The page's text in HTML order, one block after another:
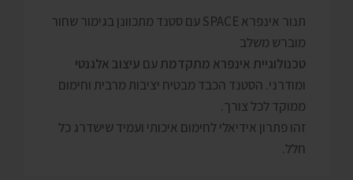
תנור אינפרא SPACE עם סטנד מתכוונן בגימור שחור
מוברש משלב
טכנולוגיית אינפרא מתקדמת עם עיצוב אלגנטי
ומודרני. הסטנד הכבד מבטיח יציבות מרבית וחימום
ממוקד לכל צורך.
זהו פתרון אידיאלי לחימום איכותי ועמיד שישדרג כל
חלל.